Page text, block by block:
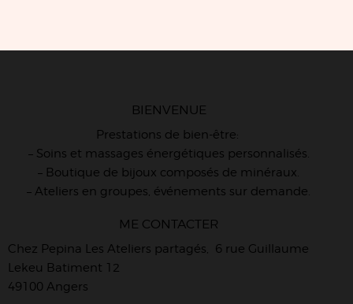
BIENVENUE
Prestations de bien-être:
– Soins et massages énergétiques personnalisés.
– Boutique de bijoux composés de minéraux.
– Ateliers en groupes, événements sur demande.
ME CONTACTER
Chez Pepina Les Ateliers partagés, 6 rue Guillaume
Lekeu Batiment 12
49100 Angers